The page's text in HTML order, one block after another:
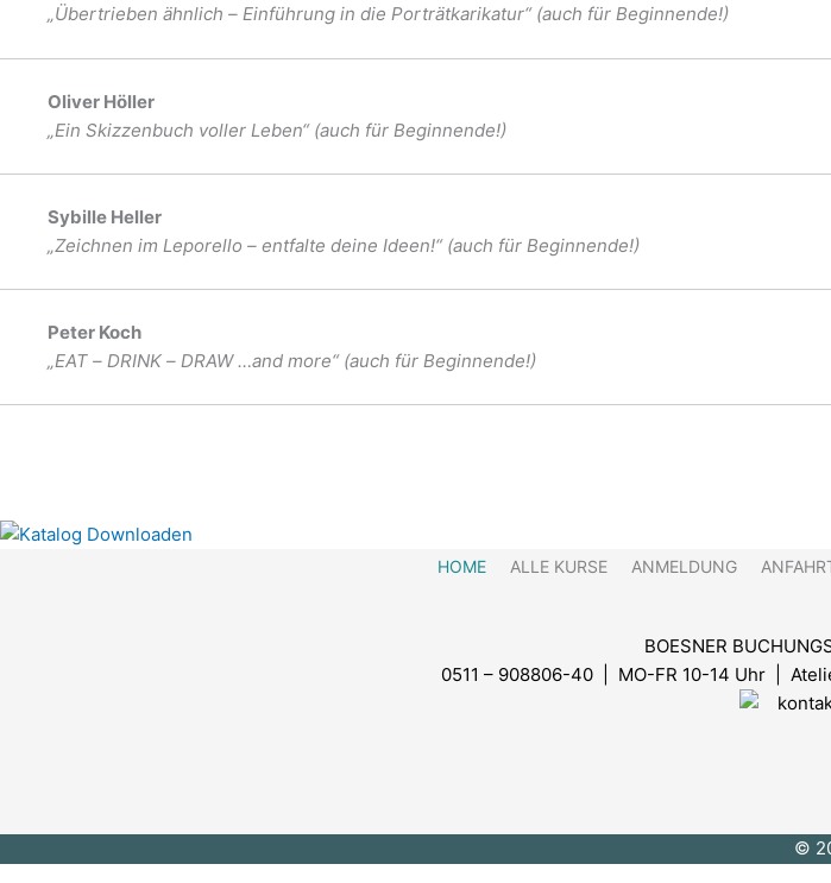
„Übertrieben ähnlich – Einführung in die Porträtkarikatur“ (auch für Beginnende!)
Oliver Höller
„Ein Skizzenbuch voller Leben“ (auch für Beginnende!)
Sybille Heller
„Zeichnen im Leporello – entfalte deine Ideen!“ (auch für Beginnende!)
Peter Koch
„EAT – DRINK – DRAW …and more“ (auch für Beginnende!)
HOME ALLE KURSE ANMELDUNG
BOESNER
0511 – 908806-40 | MO-FR 10-14 Uhr
|
©